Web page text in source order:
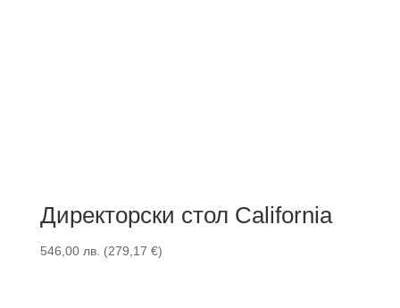
Директорски стол California
546,00 лв. (279,17 €)